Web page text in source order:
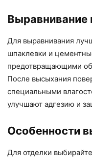
Выравнивание
Для выравнивания
шпаклевки и
предотвращающими
После высыхания
специальными
улучшают адгезию и
Особенности
Для отделки